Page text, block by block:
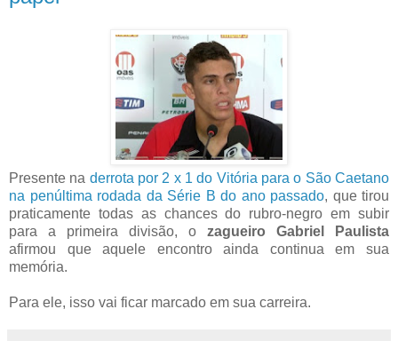
Presente na derrota por 2 x 1 do Vitória para o São Caetano
na penúltima rodada da Série B do ano passado, que tirou
praticamente todas as chances do rubro-negro em subir
para a primeira divisão, o zagueiro Gabriel Paulista
afirmou que aquele encontro ainda continua em sua
memória.
Para ele, isso vai ficar marcado em sua carreira.